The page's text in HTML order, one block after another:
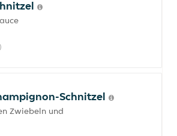
Schnitzel
Zwiebeln und